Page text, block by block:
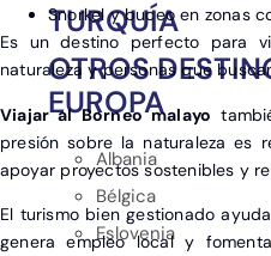
TURQUÍA
OTROS
EUROPA
Albania
Bélgica
Eslovenia
Snorkel y buceo en zonas
Es un destino perfecto para
naturaleza y personas que
Viajar al Borneo malayo
presión sobre la naturaleza es
apoyar proyectos sostenibles y
El turismo bien gestionado
genera empleo local y